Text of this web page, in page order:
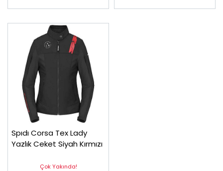
Spıdı Corsa Tex Lady
Yazlık Ceket Siyah Kırmızı
Çok Yakında!